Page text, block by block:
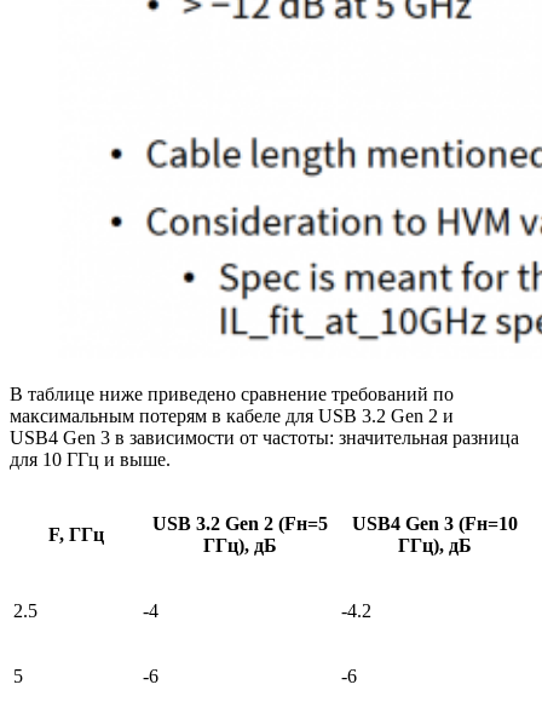
В таблице ниже приведено сравнение требований по
максимальным потерям в кабеле для USB 3.2 Gen 2 и
USB4 Gen 3 в зависимости от частоты: значительная разница
для 10 ГГц и выше.
F, ГГц
USB 3.2 Gen 2 (Fн=5
ГГц), дБ
USB4 Gen 3 (Fн=10
ГГц), дБ
2.5 -4 -4.2
5 -6 -6